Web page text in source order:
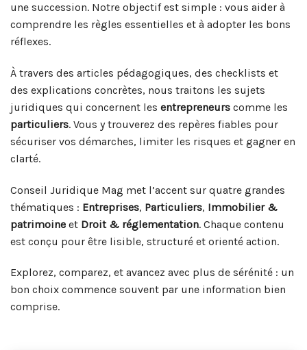
une succession. Notre objectif est simple : vous aider à
comprendre les règles essentielles et à adopter les bons
réflexes.
À travers des articles pédagogiques, des checklists et
des explications concrètes, nous traitons les sujets
juridiques qui concernent les entrepreneurs comme les
particuliers. Vous y trouverez des repères fiables pour
sécuriser vos démarches, limiter les risques et gagner en
clarté.
Conseil Juridique Mag met l’accent sur quatre grandes
thématiques : Entreprises, Particuliers, Immobilier &
patrimoine et Droit & réglementation. Chaque contenu
est conçu pour être lisible, structuré et orienté action.
Explorez, comparez, et avancez avec plus de sérénité : un
bon choix commence souvent par une information bien
comprise.